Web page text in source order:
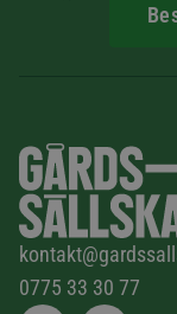
0775 33 30 77